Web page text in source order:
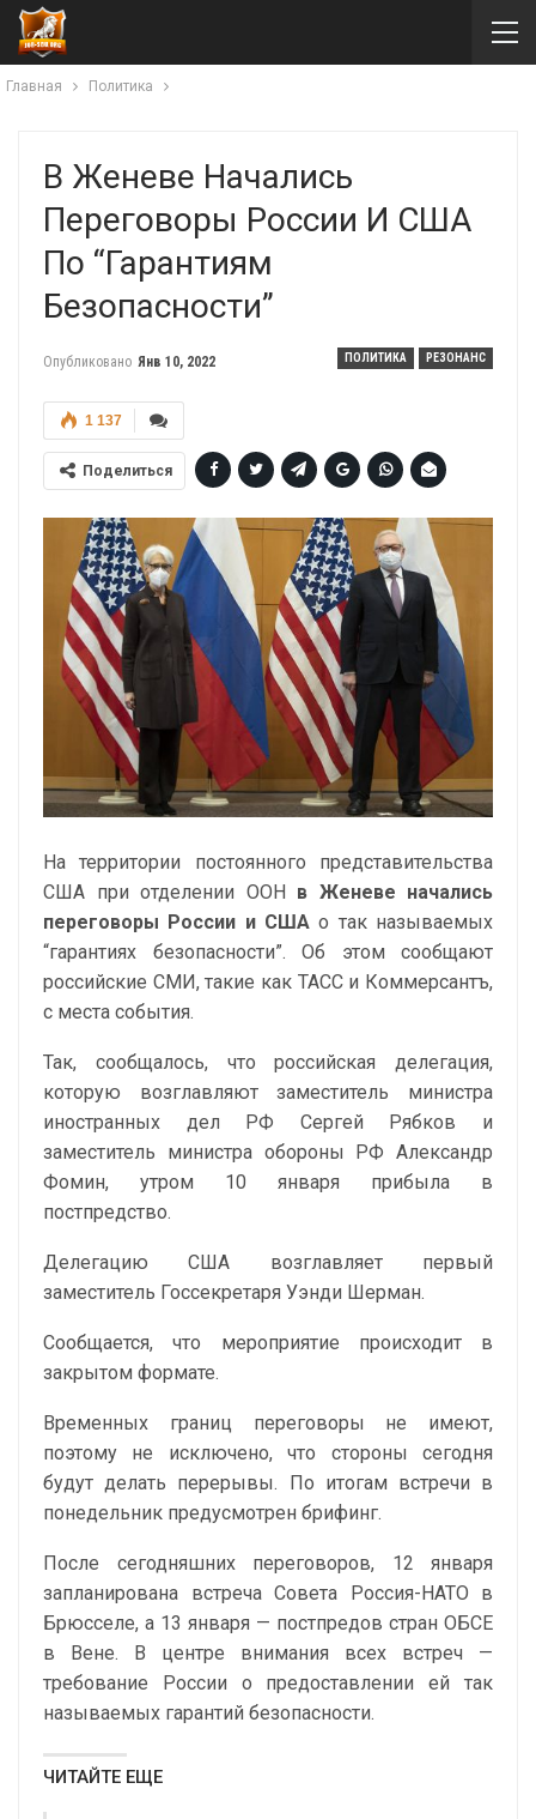
Главная Политика
В Женеве Начались
Переговоры России И США
По “гарантиям
Безопасности”
ПОЛИТИКА РЕЗОНАНС
Опубликовано Янв 10, 2022
1 137
Поделиться
На территории постоянного представительства
США при отделении ООН в Женеве начались
переговоры России и США о так называемых
“гарантиях безопасности”. Об этом сообщают
российские СМИ, такие как ТАСС и Коммерсантъ,
с места события.
Так, сообщалось, что российская делегация,
которую возглавляют заместитель министра
иностранных дел РФ Сергей Рябков и
заместитель министра обороны РФ Александр
Фомин, утром 10 января прибыла в
постпредство.
Делегацию США возглавляет первый
заместитель Госсекретаря Уэнди Шерман.
Сообщается, что мероприятие происходит в
закрытом формате.
Временных границ переговоры не имеют,
поэтому не исключено, что стороны сегодня
будут делать перерывы. По итогам встречи в
понедельник предусмотрен брифинг.
После сегодняшних переговоров, 12 января
запланирована встреча Совета Россия-НАТО в
Брюсселе, а 13 января — постпредов стран ОБСЕ
в Вене. В центре внимания всех встреч —
требование России о предоставлении ей так
называемых гарантий безопасности.
ЧИТАЙТЕ ЕЩЕ